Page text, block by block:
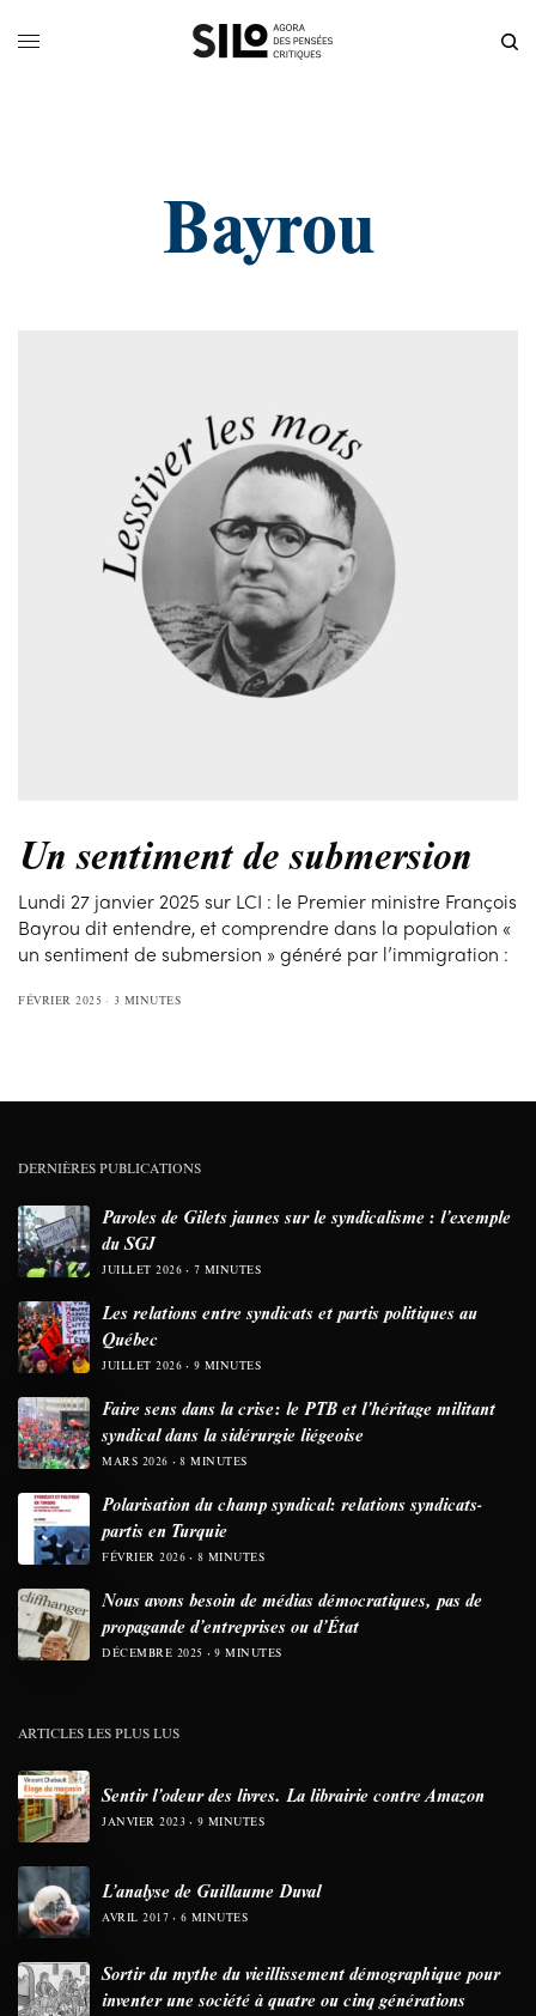
Bayrou
Un sentiment de submersion
Lundi 27 janvier 2025 sur LCI : le Premier ministre François
Bayrou dit entendre, et comprendre dans la population «
un sentiment de submersion » généré par l’immigration :
FÉVRIER 2025 3 MINUTES
DERNIÈRES PUBLICATIONS
Paroles de Gilets jaunes sur le syndicalisme : l’exemple
du SGJ
JUILLET 2026 7 MINUTES
Les relations entre syndicats et partis politiques au
Québec
JUILLET 2026 9 MINUTES
Faire sens dans la crise: le PTB et l’héritage militant
syndical dans la sidérurgie liégeoise
MARS 2026 8 MINUTES
Polarisation du champ syndical: relations syndicats-
partis en Turquie
FÉVRIER 2026 8 MINUTES
Nous avons besoin de médias démocratiques, pas de
propagande d’entreprises ou d’État
DÉCEMBRE 2025 9 MINUTES
ARTICLES LES PLUS LUS
Sentir l’odeur des livres. La librairie contre Amazon
JANVIER 2023 9 MINUTES
L’analyse de Guillaume Duval
AVRIL 2017 6 MINUTES
Sortir du mythe du vieillissement démographique pour
inventer une société à quatre ou cinq générations